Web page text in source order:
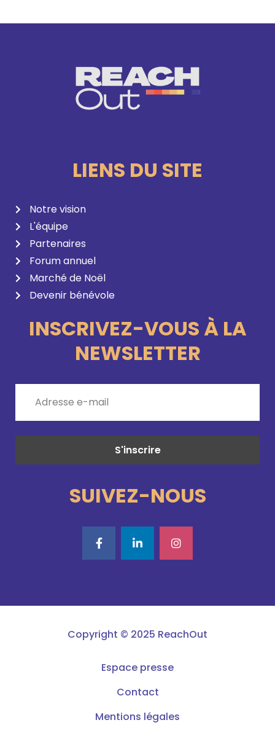
LIENS DU SITE
Notre vision
L'équipe
Partenaires
Forum annuel
Marché de Noël
Devenir bénévole
INSCRIVEZ-VOUS À LA
NEWSLETTER
SUIVEZ-NOUS
Copyright © 2025 ReachOut
Espace presse
Contact
Mentions légales